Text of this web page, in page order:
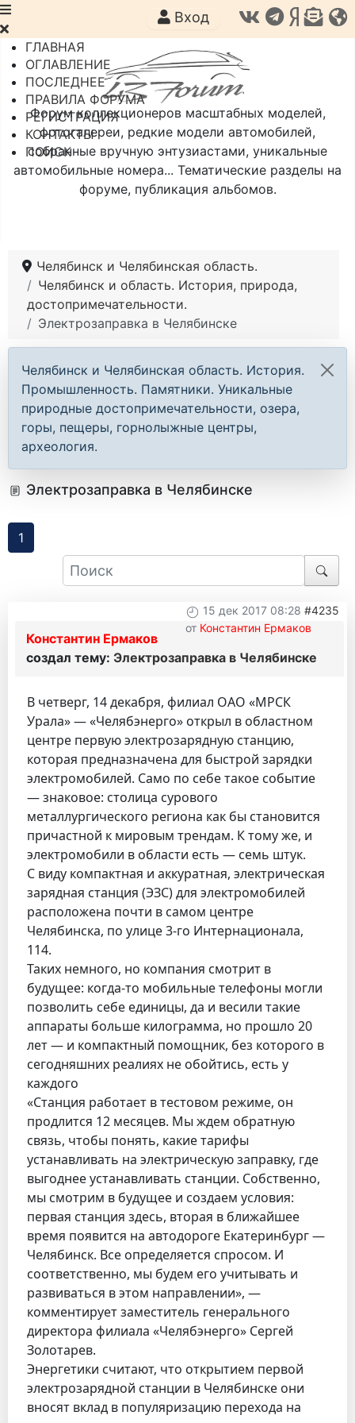
Форум коллекционеров масштабных моделей,
фотогалереи, редкие модели автомобилей,
собранные вручную энтузиастами, уникальные
автомобильные номера... Тематические разделы на
форуме, публикация альбомов.
Вход
ГЛАВНАЯ
ОГЛАВЛЕНИЕ
ПОСЛЕДНЕЕ
ПРАВИЛА ФОРУМА
РЕГИСТРАЦИЯ
КОНТАКТЫ
ПОИСК
Челябинск и Челябинская область.
Челябинск и область. История, природа,
достопримечательности.
Электрозаправка в Челябинске
Челябинск и Челябинская область. История.
Промышленность. Памятники. Уникальные
природные достопримечательности, озера,
горы, пещеры, горнолыжные центры,
археология.
Электрозаправка в Челябинске
1
15 дек 2017 08:28 #4235
от Константин Ермаков
Константин Ермаков
создал тему: Электрозаправка в Челябинске
В четверг, 14 декабря, филиал ОАО «МРСК
Урала» — «Челябэнерго» открыл в областном
центре первую электрозарядную станцию,
которая предназначена для быстрой зарядки
электромобилей. Само по себе такое событие
— знаковое: столица сурового
металлургического региона как бы становится
причастной к мировым трендам. К тому же, и
электромобили в области есть — семь штук.
С виду компактная и аккуратная, электрическая
зарядная станция (ЭЗС) для электромобилей
расположена почти в самом центре
Челябинска, по улице 3-го Интернационала,
114.
Таких немного, но компания смотрит в
будущее: когда-то мобильные телефоны могли
позволить себе единицы, да и весили такие
аппараты больше килограмма, но прошло 20
лет — и компактный помощник, без которого в
сегодняшних реалиях не обойтись, есть у
каждого
«Станция работает в тестовом режиме, он
продлится 12 месяцев. Мы ждем обратную
связь, чтобы понять, какие тарифы
устанавливать на электрическую заправку, где
выгоднее устанавливать станции. Собственно,
мы смотрим в будущее и создаем условия:
первая станция здесь, вторая в ближайшее
время появится на автодороге Екатеринбург —
Челябинск. Все определяется спросом. И
соответственно, мы будем его учитывать и
развиваться в этом направлении», —
комментирует заместитель генерального
директора филиала «Челябэнерго» Сергей
Золотарев.
Энергетики считают, что открытием первой
электрозарядной станции в Челябинске они
вносят вклад в популяризацию перехода на